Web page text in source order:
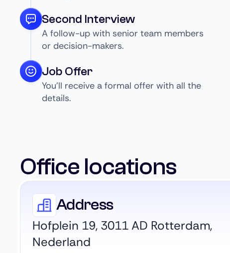
Second Interview
A follow-up with senior team members
or decision-makers.
Job Offer
You’ll receive a formal offer with all the
details.
Office locations
Address
Hofplein 19, 3011 AD Rotterdam,
Nederland